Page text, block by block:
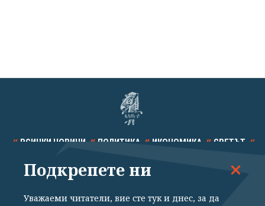
ВСИЧКИ НОВИНИ ПОЛИТИКА ИКОНОМИКА СВЕТЪТ
СПОРТ КУЛТУРА ТЕХНОЛОГИИ КАЛЕЙДОСКОП
Подкрепете ни
Уважаеми читатели, вие сте тук и днес, за да